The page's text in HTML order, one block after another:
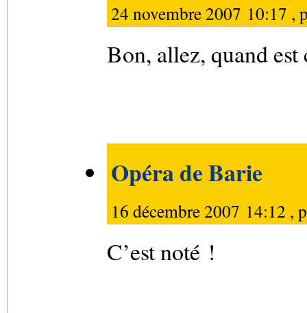
24 novembre 2007 10:17 ,
Bon, allez, quand est
Opéra de Barie
16 décembre 2007 14:12 ,
C’est noté !